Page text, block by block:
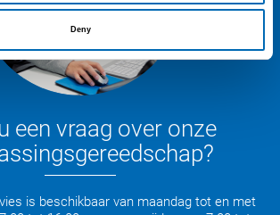
Deny
een vraag over onze
is beschikbaar van maandag tot en met